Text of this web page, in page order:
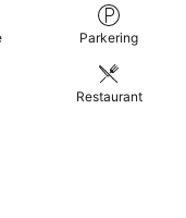
Parkering
Restaurant